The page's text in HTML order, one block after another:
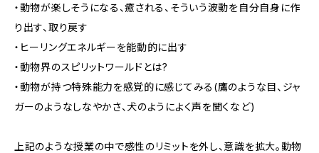
・動物が楽しそうになる、癒される、そういう波動を自分自身に作
り出す、取り戻す
・ヒーリングエネルギーを能動的に出す
・動物界のスピリットワールドとは?
・動物が持つ特殊能力を感覚的に感じてみる(鷹のような目、ジャ
ガーのようなしなやかさ、犬のようによく声を聞くなど)
上記のような授業の中で感性のリミットを外し、意識を拡大。動物